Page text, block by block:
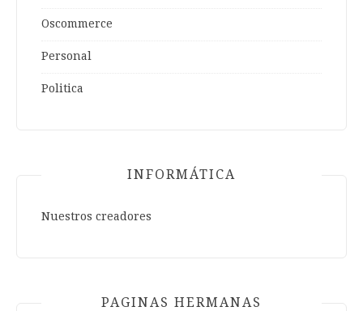
Oscommerce
Personal
Politica
INFORMÁTICA
Nuestros creadores
PAGINAS HERMANAS